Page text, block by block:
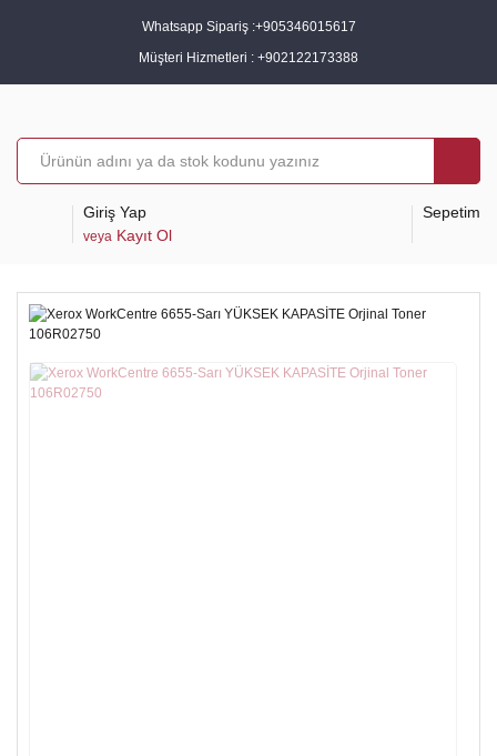
Whatsapp Sipariş :+905346015617
Müşteri Hizmetleri : +902122173388
Giriş Yap
veya Kayıt Ol
Sepetim